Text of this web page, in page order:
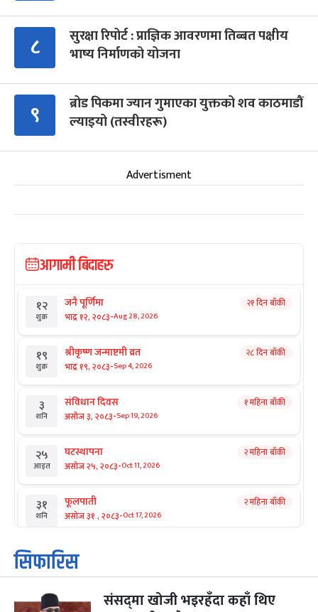
८
सुरक्षा रिपोर्ट : प्राज्ञिक आवरणमा तिब्बत पक्षीय
भाष्य निर्माणको योजना
९
ब्रोड पिकमा ज्यान गुमाएका युक्तको शव काठमाडौं
ल्याइयो (तस्वीरहरू)
Advertisment
आगामी बिदाहरु
१२
शुक्र
जनै पूर्णिमा
भाद्र १२, २०८३-Aug 28, 2026
२१ दिन बाँकी
१९
शुक्र
श्रीकृष्ण जन्माष्टमी व्रत
भाद्र १९, २०८३-Sep 4, 2026
२८ दिन बाँकी
३
शनि
संविधान दिवस
असोज ३, २०८३-Sep 19, 2026
१ महिना बाँकी
२५
आइत
घटस्थापना
असोज २५, २०८३-Oct 11, 2026
२ महिना बाँकी
३१
शनि
फूलपाती
असोज ३१ , २०८३-Oct 17, 2026
२ महिना बाँकी
१
आइत
कार्तिक सङ्क्रान्ति
कार्तिक १, २०८३
३ महानवमी २ महिना बाँकी
सिफारिस
संसद्‌मा खोजी भइरहँदा कहाँ थिए